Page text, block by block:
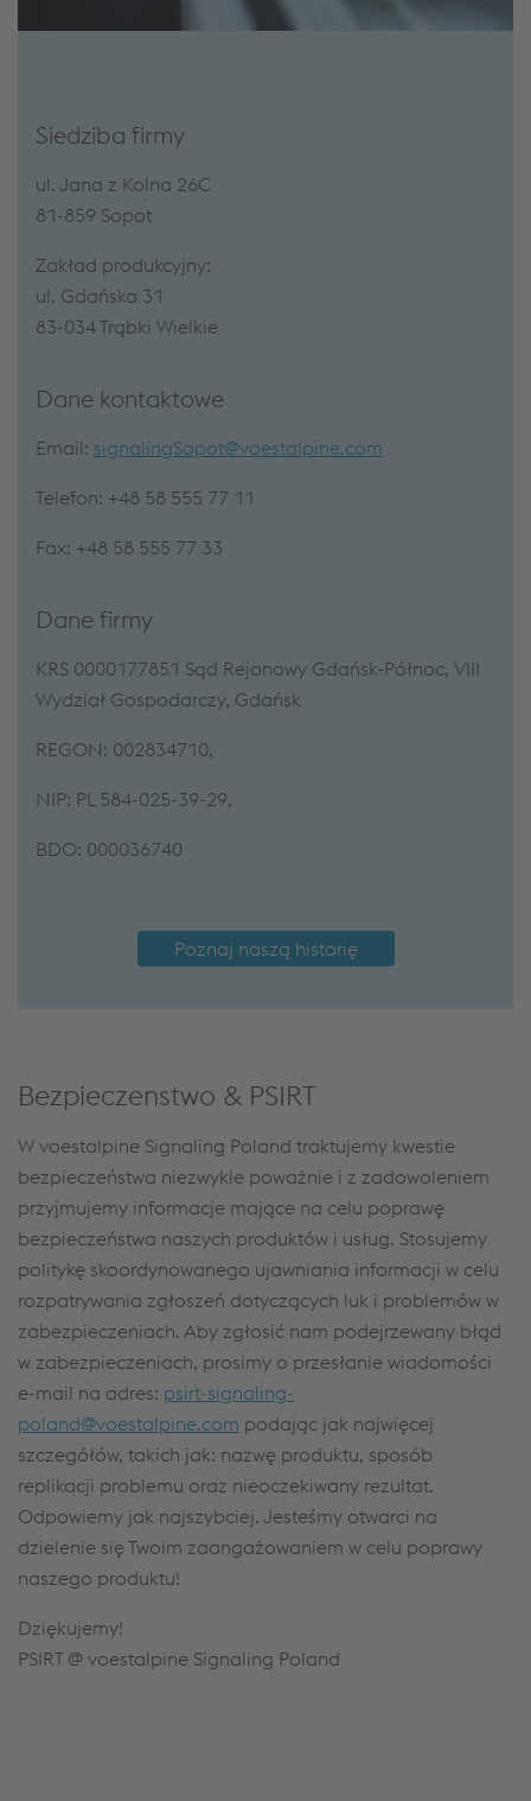
Siedziba firmy
ul. Jana z Kolna 26C
81-859 Sopot
Zakład produkcyjny:
ul. Gdańska 31
83-034 Trąbki Wielkie
Dane kontaktowe
Email: signalingSopot@voestalpine.com
Telefon: +48 58 555 77 11
Fax: +48 58 555 77 33
Dane firmy
KRS 0000177851 Sąd Rejonowy Gdańsk-Północ, VIII
Wydział Gospodarczy, Gdańsk
REGON: 002834710,
NIP: PL 584-025-39-29,
BDO: 000036740
Poznaj naszą historię
Bezpieczenstwo & PSIRT
W voestalpine Signaling Poland traktujemy kwestie
bezpieczeństwa niezwykle poważnie i z zadowoleniem
przyjmujemy informacje mające na celu poprawę
bezpieczeństwa naszych produktów i usług. Stosujemy
politykę skoordynowanego ujawniania informacji w celu
rozpatrywania zgłoszeń dotyczących luk i problemów w
zabezpieczeniach. Aby zgłosić nam podejrzewany błąd
w zabezpieczeniach, prosimy o przesłanie wiadomości
e-mail na adres: psirt-signaling-
poland@voestalpine.com podając jak najwięcej
szczegółów, takich jak: nazwę produktu, sposób
replikacji problemu oraz nieoczekiwany rezultat.
Odpowiemy jak najszybciej. Jesteśmy otwarci na
dzielenie się Twoim zaangażowaniem w celu poprawy
naszego produktu!
Dziękujemy!
PSIRT @ voestalpine Signaling Poland